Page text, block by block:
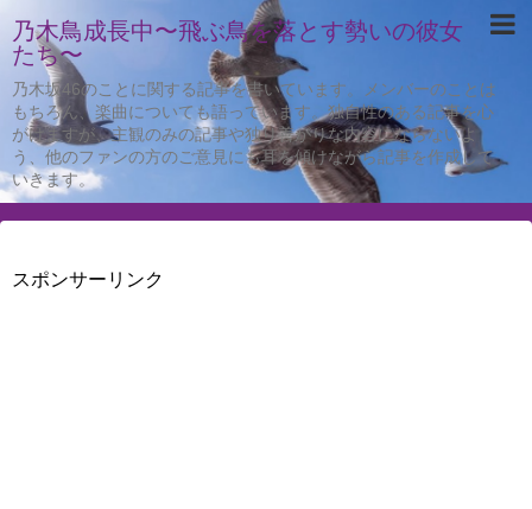
乃木鳥成長中〜飛ぶ鳥を落とす勢いの彼女
たち〜
乃木坂46のことに関する記事を書いています。メンバーのことは
もちろん、楽曲についても語っています。独自性のある記事を心
がけますが、主観のみの記事や独り善がりな内容にならないよ
う、他のファンの方のご意見にも耳を傾けながら記事を作成して
いきます。
スポンサーリンク